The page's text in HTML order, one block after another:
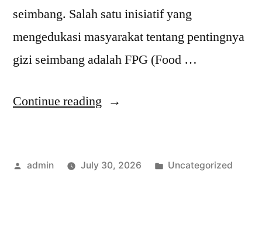
seimbang. Salah satu inisiatif yang
mengedukasi masyarakat tentang pentingnya
gizi seimbang adalah FPG (Food …
Continue reading “Apa
Edukasi
Posted
admin July 30, 2026
Posted
Uncategorized